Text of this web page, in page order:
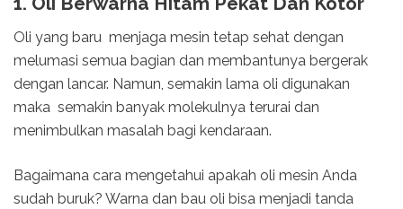
Oli yang baru menjaga mesin tetap sehat dengan
melumasi semua bagian dan membantunya bergerak
dengan lancar. Namun, semakin lama oli digunakan
maka semakin banyak molekulnya terurai dan
menimbulkan masalah bagi kendaraan.
Bagaimana cara mengetahui apakah oli mesin Anda
sudah buruk? Warna dan bau oli bisa menjadi tanda